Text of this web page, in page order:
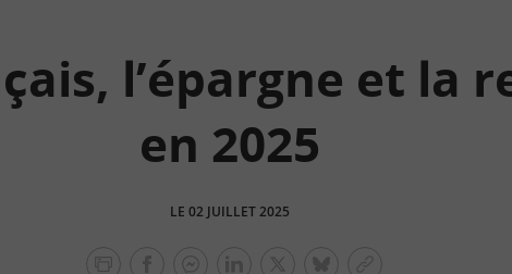
l’épargne et la
en 2025
LE 02 JUILLET 2025